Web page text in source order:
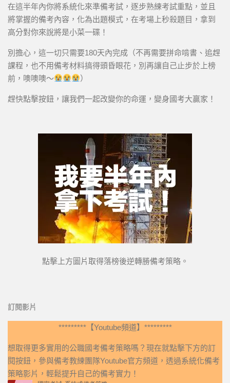
在這半年內你將系統化來準備考試，逐步熟練考試重點，並且
將掌握的備考內容，化為出題模式，在考場上秒殺題目，拿到
高分對你來說將是小菜一碟！
別擔心，這一切只需要180天內完成（不再需要拼命啃書、追趕
課程，也不用備考材料搞得頭昏眼花，別再讓自己止步於上榜
前，噢噢噢～
）
趕快點擊按鈕，讓我們一起改變你的命運，變身國考大贏家！
點擊上方圖片取得落榜後逆轉勝備考策略。
訂閱影片
*********【Youtube頻道】*********
想取得更多實用的公職國考備考策略嗎？現在就點擊下方的訂
閱按鈕，參與備考教練團隊Youtube官方頻道，透過系統化備考
策略影片，輕鬆提升自己的備考實力！